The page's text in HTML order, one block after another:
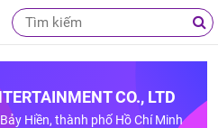
CO., LTD
Hiền, thành phố Hồ Chí Minh